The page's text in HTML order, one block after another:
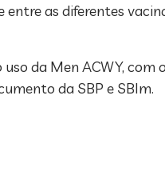
as diferentes
da Men ACWY,
da SBP e SBIm.